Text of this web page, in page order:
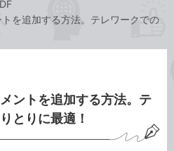
を追加する方法。テレワークでの
ントを追加する方法。テ
とりに最適！